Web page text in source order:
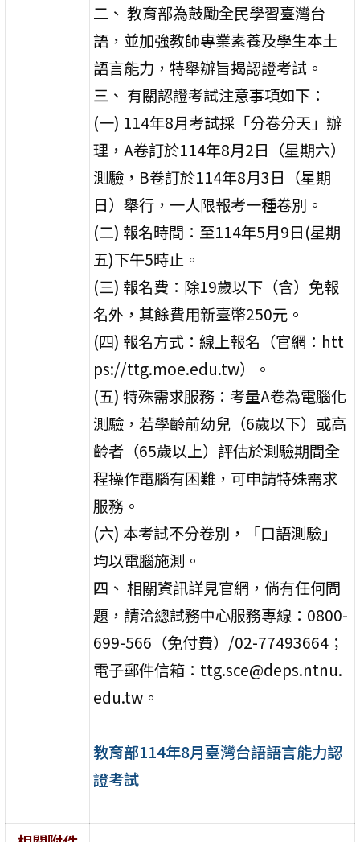
二、 教育部為鼓勵全民學習臺灣台
語，並加強教師專業素養及學生本土
語言能力，特舉辦旨揭認證考試。
三、 有關認證考試注意事項如下：
(一) 114年8月考試採「分卷分天」辦
理，A卷訂於114年8月2日（星期六）
測驗，B卷訂於114年8月3日（星期
日）舉行，一人限報考一種卷別。
(二) 報名時間：至114年5月9日(星期
五)下午5時止。
(三) 報名費：除19歲以下（含）免報
名外，其餘費用新臺幣250元。
(四) 報名方式：線上報名（官網：htt
ps://ttg.moe.edu.tw）。
(五) 特殊需求服務：考量A卷為電腦化
測驗，若學齡前幼兒（6歲以下）或高
齡者（65歲以上）評估於測驗期間全
程操作電腦有困難，可申請特殊需求
服務。
(六) 本考試不分卷別，「口語測驗」
均以電腦施測。
四、 相關資訊詳見官網，倘有任何問
題，請洽總試務中心服務專線：0800-
699-566（免付費）/02-77493664；
電子郵件信箱：ttg.sce@deps.ntnu.
edu.tw。
教育部114年8月臺灣台語語言能力認
證考試